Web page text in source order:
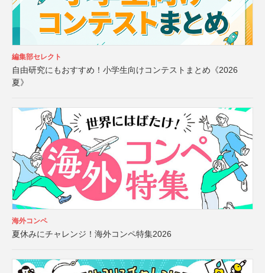
編集部セレクト
自由研究にもおすすめ！小学生向けコンテストまとめ《2026
夏》
海外コンペ
夏休みにチャレンジ！海外コンペ特集2026